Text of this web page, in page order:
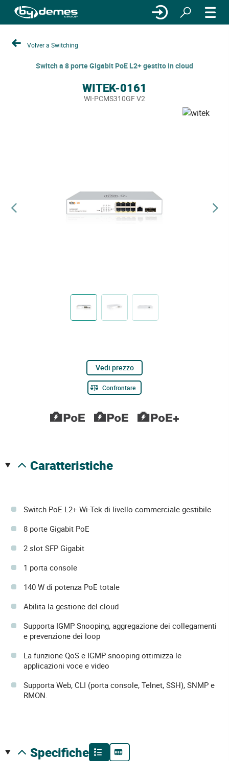
Volver a Switching
Switch a 8 porte Gigabit PoE L2+ gestito in cloud
WITEK-0161
WI-PCMS310GF V2
Vedi prezzo
Confrontare
caratteristiche
Switch PoE L2+ Wi-Tek di livello commerciale gestibile
8 porte Gigabit PoE
2 slot SFP Gigabit
1 porta console
140 W di potenza PoE totale
Abilita la gestione del cloud
Supporta IGMP Snooping, aggregazione dei collegamenti
e prevenzione dei loop
La funzione QoS e IGMP snooping ottimizza le
applicazioni voce e video
Supporta Web, CLI (porta console, Telnet, SSH), SNMP e
RMON.
specifiche